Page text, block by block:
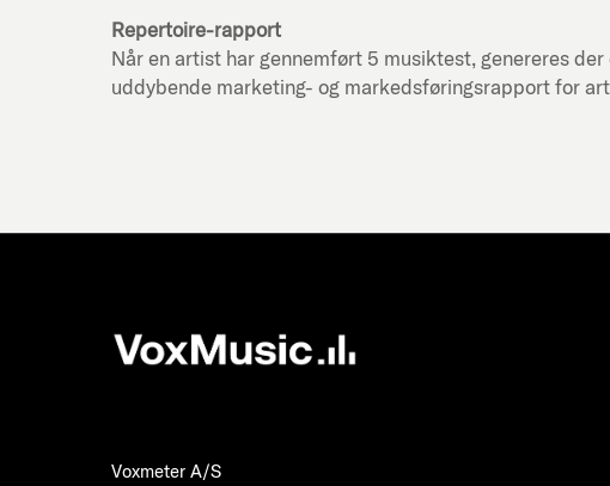
Repertoire-rapport
Når en artist har gennemført 5 musiktest, genereres
uddybende marketing- og markedsføringsrapport for
Voxmeter A/S